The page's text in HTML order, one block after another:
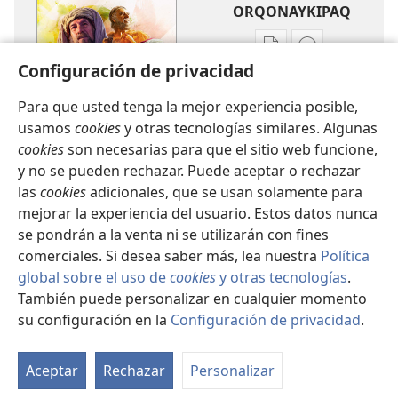
Configuración de privacidad
Para que usted tenga la mejor experiencia posible,
usamos cookiesy otras tecnologías similares. Algunas
cookiesson necesarias para que el sitio web funcione,
y no se pueden rechazar. Puede aceptar o rechazar
las cookiesadicionales, que se usan solamente para
mejorar la experiencia del usuario. Estos datos nunca
se pondrán a la venta ni se utilizarán con fines
comerciales. Si desea saber más, lea nuestra Política
global sobre el uso decookiesy otras tecnologías.
También puede personalizar en cualquier momento
su configuración en la Configuración de privacidad.
Aceptar Rechazar Personalizar
ORQONAYKIPAQ
copiawaq
Paykuna
qelqakunata
horqowaq
Paykuna
hina
kay
JW.ORG®/ KAYLLAN JEHOVÁ DIOSPA TESTIGONKUNAQ
PAGINANQA
Configuración de la apariencia
Kaykunaman ratulla jaykunapaq